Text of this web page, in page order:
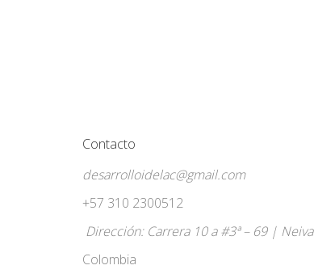
Contacto
desarrolloidelac@gmail.com
+57 310 2300512
Dirección: Carrera 10 a #3ª – 69 | Neiva
Colombia